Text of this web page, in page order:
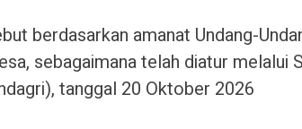
berdasarkan amanat Undang-
sebagaimana telah diatur melalui
tanggal 20 Oktober 2026